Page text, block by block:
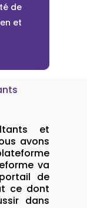
de
et
et
avons
va
de
ce dont
dans